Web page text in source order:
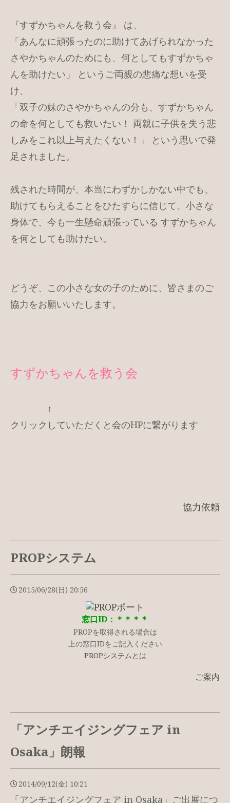
『すずかちゃんを救う会』 は、
「あんなに頑張ったのに助けてあげられなかった
さやかちゃんのためにも、何としてもすずかちゃ
んを助けたい」 というご両親の悲痛な想いを受
け、
「双子の妹のさやかちゃんの分も、すずかちゃん
の命を何としても救いたい！ 両親に子供を失う悲
しみをこれ以上与えたくない！」 という思いで発
足されました。
残された時間が、本当にわずかしかない中でも、
助けてもらえることをひたすらに信じて、小さな
身体で、今も一生懸命頑張っている すずかちゃん
を何としても助けたい。
どうぞ、この小さな女の子のために、皆さまのご
協力をお願いいたします。
すずかちゃんを救う会
↑
クリックしていただくと会のHPに繋がります
協力依頼
PROPシステム
2015/06/28(日) 20:56
窓口ID：＊＊＊＊
PROPを取得される場合は
上の窓口IDをご記入ください
PROPシステムとは
ご案内
「アンチエイジングフェア in
Osaka」朗報
2014/09/12(金) 10:21
「アンチエイジングフェア in Osaka」ご出展につ